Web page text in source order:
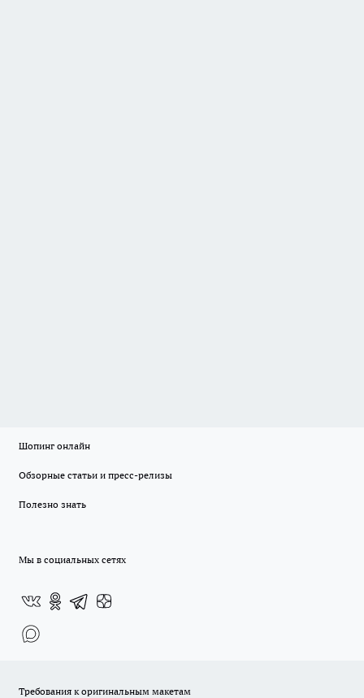
Шопинг онлайн
Обзорные статьи и пресс-релизы
Полезно знать
Мы в социальных сетях
Требования к оригинальным макетам